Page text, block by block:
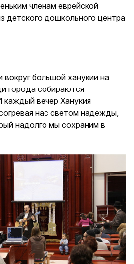
членам еврейской
детского дошкольного центра
вокруг большой ханукии на
города собираются
вечер Ханукия
нас светом надежды,
надолго мы сохраним в